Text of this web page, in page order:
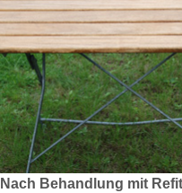
Nach Behandlung mit